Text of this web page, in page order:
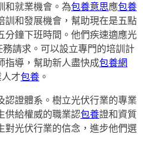
和就業機會。為包養意思應包養
訓和發展機會，幫助現在是五點
分鐘下班時間。他們疾速適應光
務請求。可以設立專門的培訓計
指導，幫助新人盡快成包養網
才包養 。
認證體系。樹立光伏行業的專業
供給權威的職業認包養證和資質
對光伏行業的信念，進步他們選